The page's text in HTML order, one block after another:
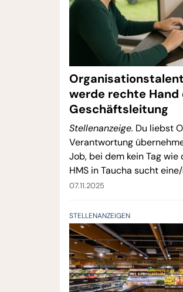
werde rechte Hand
Geschäftsleitung
Stellenanzeige. Du liebst
Verantwortung
Job, bei dem kein Tag
HMS in Taucha sucht
der Geschäftsleitung im
Sinn für Struktur.
07.11.2025
STELLENANZEIGEN